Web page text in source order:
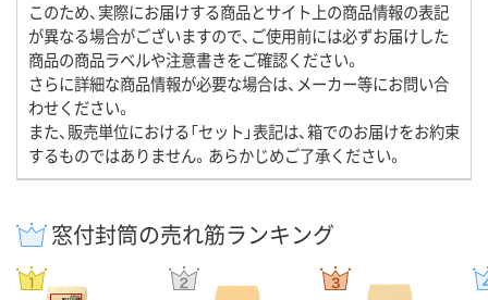
このため、実際にお届けする商品とサイト上の商品情報の表記
が異なる場合がございますので、ご使用前には必ずお届けした
商品の商品ラベルや注意書きをご確認ください。
さらに詳細な商品情報が必要な場合は、メーカー等にお問い合
わせください。
また、販売単位における「セット」表記は、箱でのお届けをお約束
するものではありません。あらかじめご了承ください。
窓付封筒の売れ筋ランキング